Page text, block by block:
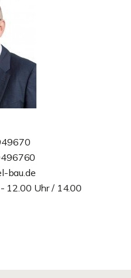
bau.de
12.00 Uhr / 14.00